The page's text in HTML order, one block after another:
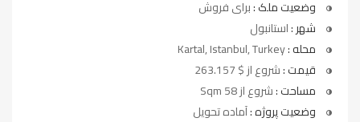
وضعیت ملک :برای فروش
شهر :استانبول
محله :Kartal, Istanbul, Turkey
قیمت :شروع از $ 263.157
مساحت :شروع از 58 Sqm
وضعیت پروژه :آماده تحویل